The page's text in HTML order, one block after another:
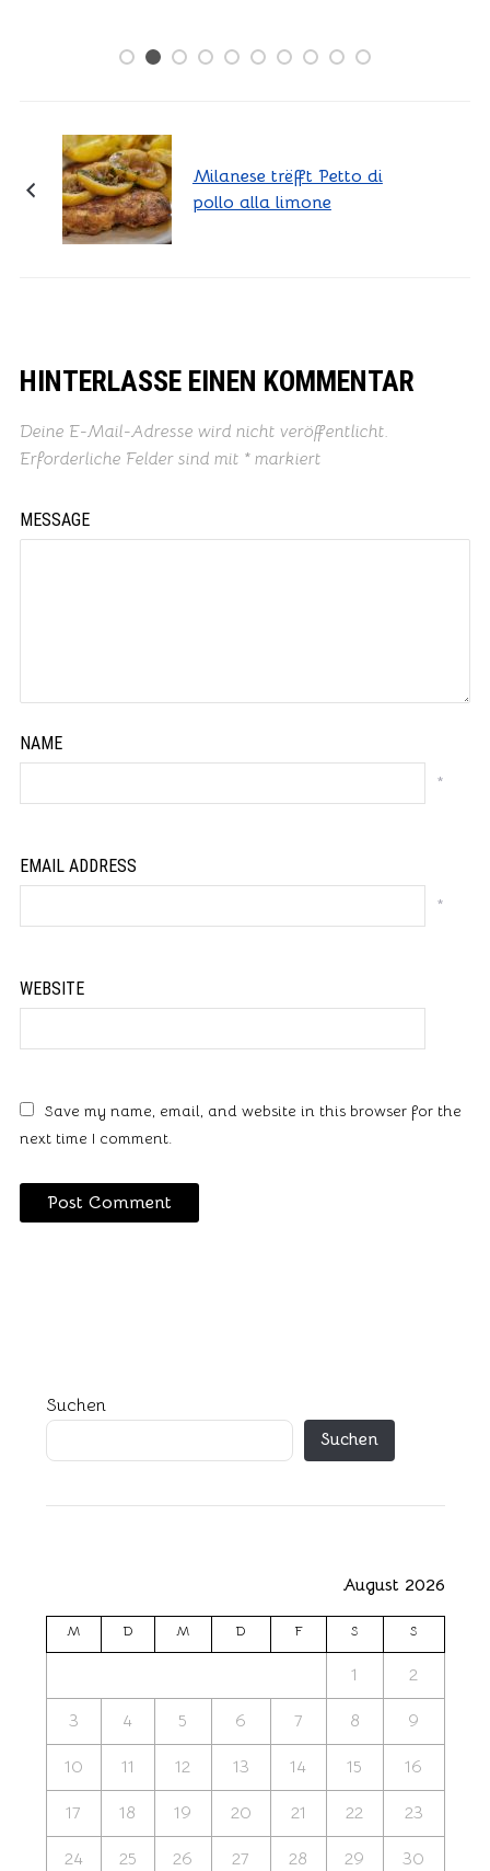
Milanese trëfft Petto di
pollo alla limone
HINTERLASSE EINEN KOMMENTAR
Deine E-Mail-Adresse wird nicht veröffentlicht.
Erforderliche Felder sind mit *markiert
MESSAGE
NAME
*
EMAIL ADDRESS
*
WEBSITE
Save my name, email, and website in this browser for the
next time I comment.
Suchen
Suchen
August 2026
M D M D F S S
1 2
3 4 5 6 7 8 9
10 11 12 13 14 15 16
17 18 19 20 21 22 23
24 25 26 27 28 29 30